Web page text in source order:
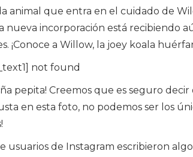
animal que entra en el cuidado de
nueva incorporación está recibiendo
¡Conoce a Willow, la joey koala
not found
pepita! Creemos que es seguro
en esta foto, no podemos ser los
usuarios de Instagram escribieron